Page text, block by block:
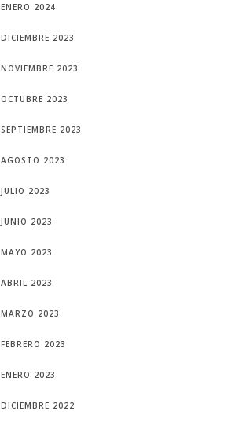
ENERO 2024
DICIEMBRE 2023
NOVIEMBRE 2023
OCTUBRE 2023
SEPTIEMBRE 2023
AGOSTO 2023
JULIO 2023
JUNIO 2023
MAYO 2023
ABRIL 2023
MARZO 2023
FEBRERO 2023
ENERO 2023
DICIEMBRE 2022